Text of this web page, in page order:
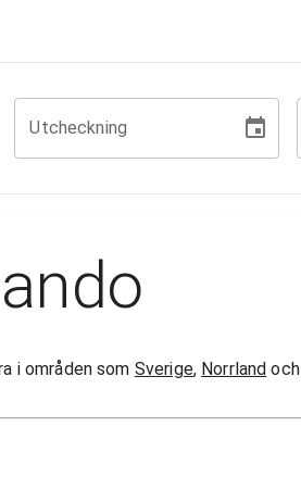
Utcheckning
i områden som Sverige, Norrland och